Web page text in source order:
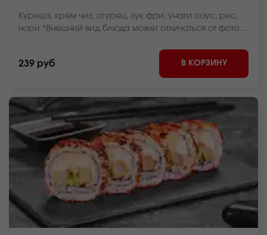
Курица, крем чиз, огурец, лук фри, унаги соус, рис,
нори *Внешний вид блюда может отличаться от фото
239 руб В КОРЗИНУ